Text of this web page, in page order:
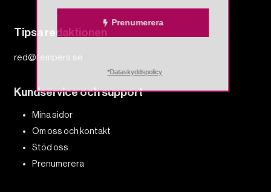
Tipsa redaktionen
red@fempers.se
Kundservice och support
Mina sidor
Om oss och kontakt
Stöd oss
Prenumerera
Prenumerera
*Dataskyddspolicy